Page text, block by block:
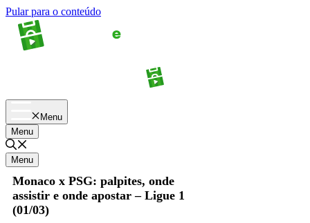
Pular para o conteúdo
Menu
Menu
Menu
Monaco x PSG: palpites, onde
assistir e onde apostar – Ligue 1
(01/03)